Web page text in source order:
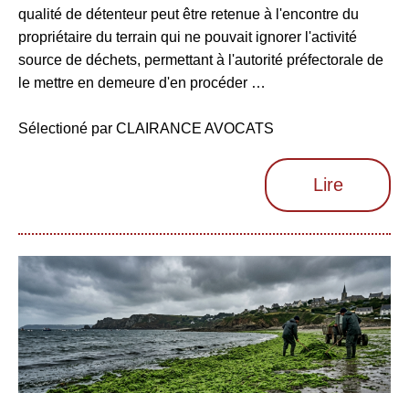
qualité de détenteur peut être retenue à l'encontre du
propriétaire du terrain qui ne pouvait ignorer l'activité
source de déchets, permettant à l'autorité préfectorale de
le mettre en demeure d'en procéder …
Sélectioné par CLAIRANCE AVOCATS
Lire